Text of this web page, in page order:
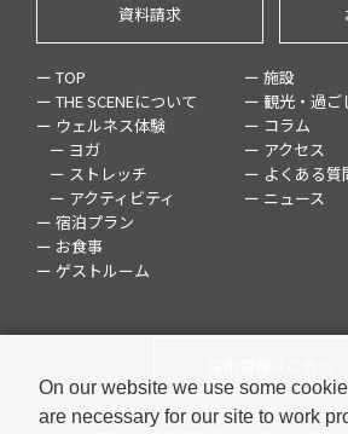
資料請求
ー TOP
ー THE SCENEについて
ー ウェルネス体験
ー ヨガ
ー ストレッチ
ー アクティビティ
ー 宿泊プラン
ー お食事
ー ゲストルーム
ー 施設
ー 観光・過ご
ー コラム
ー アクセス
ー よくある質
ー ニュース
On our website we use some
are necessary for our site to work